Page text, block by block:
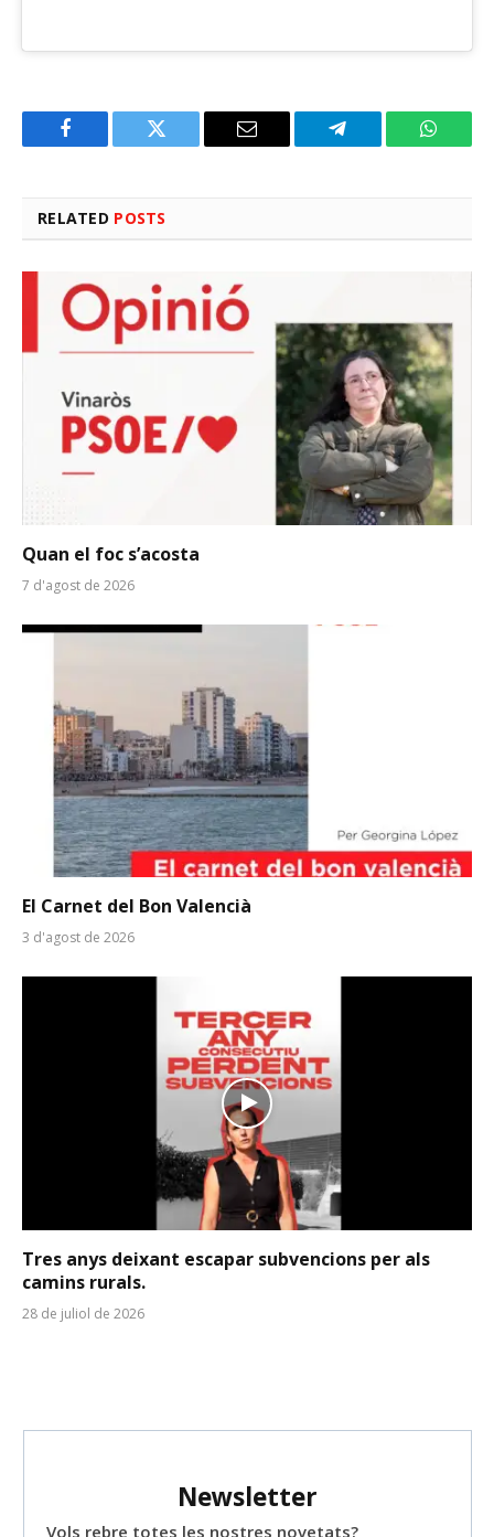
Facebook Twitter Email Telegram
RELATED POSTS
Quan el foc s’acosta
7 d'agost de 2026
El Carnet del Bon Valencià
3 d'agost de 2026
Tres anys deixant escapar subvencions per als
camins rurals.
28 de juliol de 2026
Newsletter
Vols rebre totes les nostres novetats?